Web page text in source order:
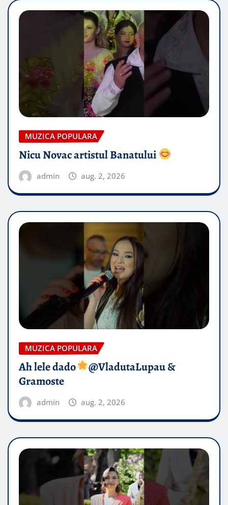
MUZICA POPULARA
Nicu Novac artistul Banatului
admin aug. 2, 2026
MUZICA POPULARA
Ah lele dado​
@VladutaLupau &
Gramoste
admin aug. 2, 2026